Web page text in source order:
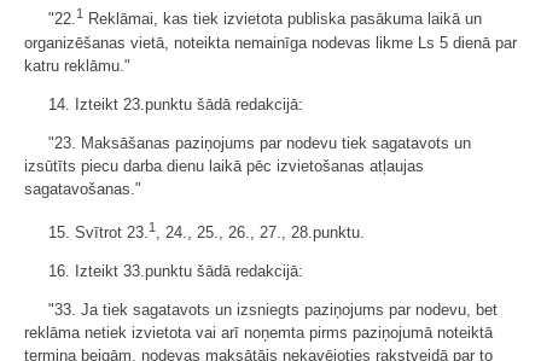
"22.1
Reklāmai, kas tiek izvietota publiska pasākuma laikā un
organizēšanas vietā, noteikta nemainīga nodevas likme Ls 5 dienā par
katru reklāmu."
14. Izteikt 23.punktu šādā redakcijā:
"23. Maksāšanas paziņojums par nodevu tiek sagatavots un
izsūtīts piecu darba dienu laikā pēc izvietošanas atļaujas
sagatavošanas."
15. Svītrot 23. 1 , 24., 25., 26., 27., 28.punktu.
16. Izteikt 33.punktu šādā redakcijā:
"33. Ja tiek sagatavots un izsniegts paziņojums par nodevu, bet
reklāma netiek izvietota vai arī noņemta pirms paziņojumā noteiktā
termiņa beigām, nodevas maksātājs nekavējoties rakstveidā par to